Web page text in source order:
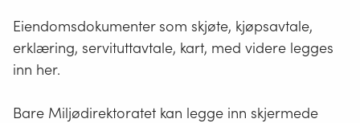
Eiendomsdokumenter som skjøte, kjøpsavtale,
erklæring, servituttavtale, kart, med videre legges
inn her.
Bare Miljødirektoratet kan legge inn skjermede